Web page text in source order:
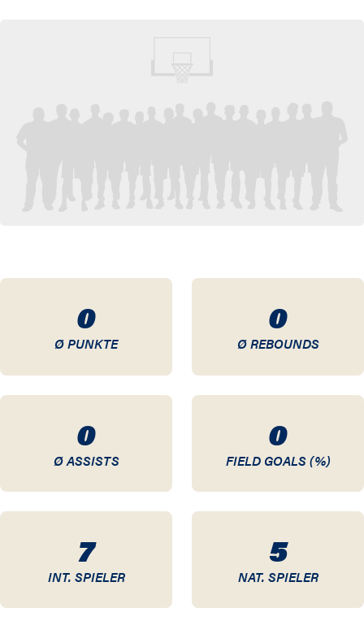
0
Ø PUNKTE
0
Ø REBOUNDS
0
Ø ASSISTS
0
FIELD GOALS (%)
7
INT. SPIELER
5
NAT. SPIELER